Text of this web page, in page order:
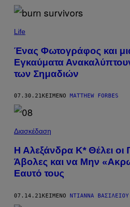
Life
Ένας Φωτογράφος και
Εγκαύματα
των Σημαδιών
07.30.21 ΚΕΊΜΕΝΟ MATTHEW FORBES
Διασκέδαση
Η Αλεξάνδρα Κ* Θέλει οι
Άβολες και να Μην
Εαυτό τους
07.14.21ΚΕΊΜΕΝΟ ΝΤΙΆΝΝΑ ΒΑΣΙΛΕΊΟΥ